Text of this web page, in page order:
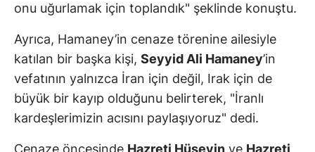
onu uğurlamak için toplandık" şeklinde konuştu.
Ayrıca, Hamaney’in cenaze törenine ailesiyle
katılan bir başka kişi, Seyyid Ali Hamaney’in
vefatının yalnızca İran için değil, Irak için de
büyük bir kayıp olduğunu belirterek, "İranlı
kardeşlerimizin acısını paylaşıyoruz" dedi.